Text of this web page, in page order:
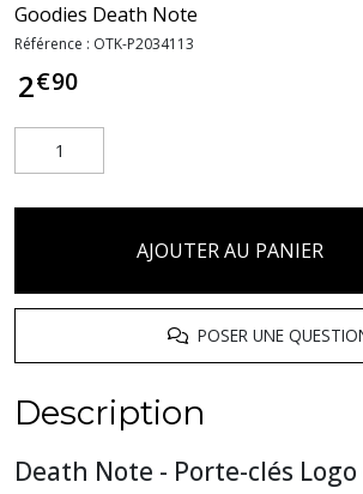
Goodies Death Note
Référence : OTK-P2034113
2€90
AJOUTER AU PANIER
POSER UNE
Description
Death Note - Porte-clés Logo